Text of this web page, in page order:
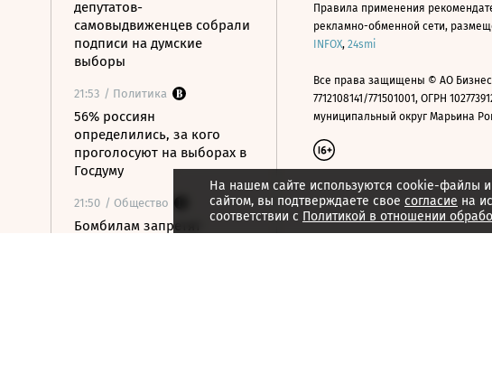
депутатов-
самовыдвиженцев собрали
подписи на думские
выборы
21:53 / Политика
56% россиян
определились, за кого
проголосуют на выборах в
Госдуму
21:50 / Общество
Бомбилам запретят
На нашем сайте используются cookie-файлы
сайтом, вы подтверждаете свое согласие на
соответствии с Политикой в отношении
Правила применения
рекламно-обменной сети,
INFOX, 24smi
Все права защищены © АО
7712108141/771501001, ОГРН
муниципальный округ Марьина